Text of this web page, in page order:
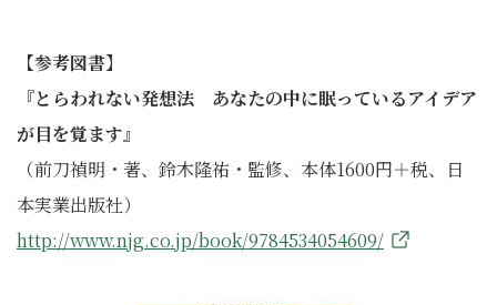
【参考図書】
『とらわれない発想法 あなたの中に眠っているアイデア
が目を覚ます』
（前刀禎明・著、鈴木隆祐・監修、本体1600円＋税、日
本実業出版社）
http://www.njg.co.jp/book/9784534054609/